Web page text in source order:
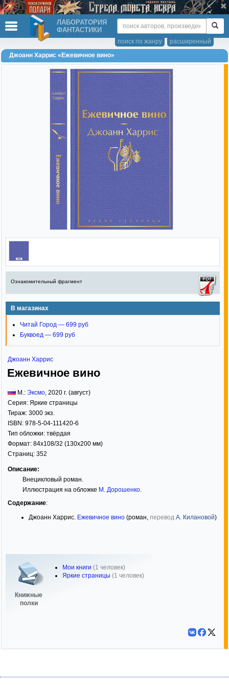
ЛАБОРАТОРИЯ
ФАНТАСТИКИ
расширенный
поиск по жанру
Джоанн Харрис «Ежевичное вино»
Ознакомительный фрагмент
В магазинах
Читай Город — 699 руб
Буквоед — 699 руб
Джоанн Харрис
Ежевичное вино
М.: Эксмо, 2020 г. (август)
Серия: Яркие страницы
Тираж: 3000 экз.
ISBN: 978-5-04-111420-6
Тип обложки: твёрдая
Формат: 84x108/32 (130x200 мм)
Страниц: 352
Описание:
Внецикловый роман.
Иллюстрация на обложке М. Дорошенко.
Содержание:
Джоанн Харрис. Ежевичное вино (роман, перевод А. Килановой)
Книжные
полки
Мои книги (1 человек)
Яркие страницы (1 человек)